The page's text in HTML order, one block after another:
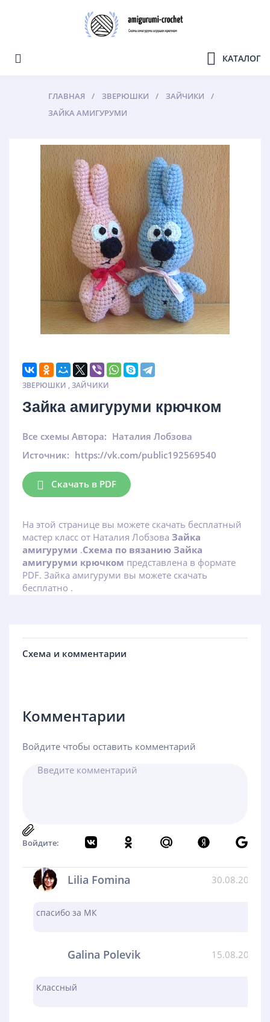
КАТАЛОГ
ГЛАВНАЯ ЗВЕРЮШКИ
ЗАЙЧИКИ
ЗАЙКА АМИГУРУМИ
ЗВЕРЮШКИ ,ЗАЙЧИКИ
Зайка амигуруми крючком
Все схемы Автора: Наталия Лобзова
Источник: https://vk.com/public192569540
Скачать в PDF
На этой странице вы можете скачать бесплатный
мастер класс от Наталия Лобзова Зайка
амигуруми .Схема по вязанию Зайка
амигуруми крючком представлена в формате
PDF. Зайка амигуруми вы можете скачать
бесплатно .
Схема и комментарии
Комментарии
Войдите чтобы оставить комментарий
Войдите:
Lilia Fomina 30.08.2024
спасибо за МК
Galina Polevik 15.08.2024
Классный